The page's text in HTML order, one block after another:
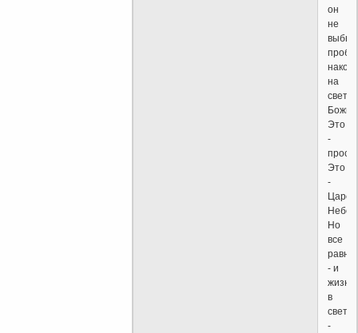
он
не
на
свет
Это
-
Это
-
Но
все
равно,
- и
жизнь
в
свете
-